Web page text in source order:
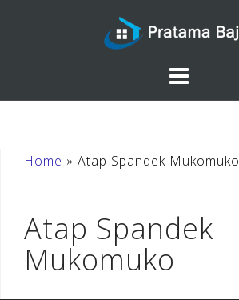
Home » Atap Spandek Mukomuko
Atap Spandek
Mukomuko